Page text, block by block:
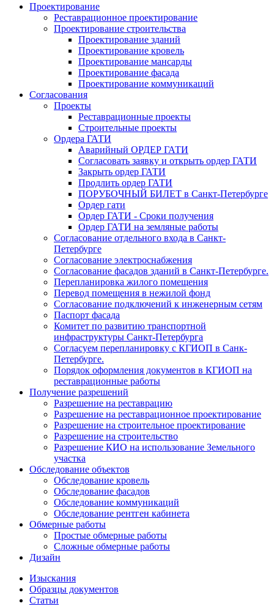
Проектирование
Реставрационное проектирование
Проектирование строительства
Проектирование зданий
Проектирование кровель
Проектирование мансарды
Проектирование фасада
Проектирование коммуникаций
Согласования
Проекты
Реставрационные проекты
Строительные проекты
Ордера ГАТИ
Аварийный ОРДЕР ГАТИ
Согласовать заявку и открыть ордер ГАТИ
Закрыть ордер ГАТИ
Продлить ордер ГАТИ
ПОРУБОЧНЫЙ БИЛЕТ в Санкт-Петербурге
Ордер гати
Ордер ГАТИ - Сроки получения
Ордер ГАТИ на земляные работы
Согласование отдельного входа в Санкт-
Петербурге
Согласование электроснабжения
Согласование фасадов зданий в Санкт-Петербурге.
Перепланировка жилого помещения
Перевод помещения в нежилой фонд
Согласование подключений к инженерным сетям
Паспорт фасада
Комитет по развитию транспортной
инфраструктуры Санкт-Петербурга
Согласуем перепланировку с КГИОП в Санк-
Петербурге.
Порядок оформления документов в КГИОП на
реставрационные работы
Получение разрешений
Разрешение на реставрацию
Разрешение на реставрационное проектирование
Разрешение на строительное проектирование
Разрешение на строительство
Разрешение КИО на использование Земельного
участка
Обследование объектов
Обследование кровель
Обследование фасадов
Обследование коммуникаций
Обследование рентген кабинета
Обмерные работы
Простые обмерные работы
Сложные обмерные работы
Дизайн
Изыскания
Образцы документов
Статьи